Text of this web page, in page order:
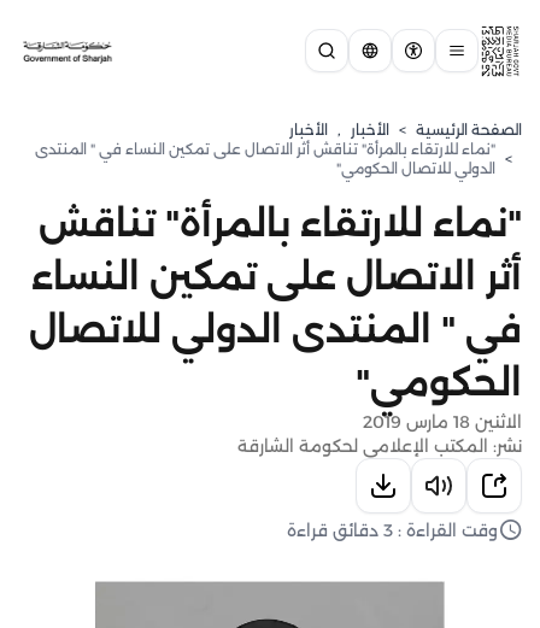
الصفحة الرئيسية > الأخبار , الأخبار
>
"نماء للارتقاء بالمرأة" تناقش أثر الاتصال على تمكين النساء في " المنتدى
الدولي للاتصال الحكومي"
"نماء للارتقاء بالمرأة" تناقش
أثر الاتصال على تمكين النساء
في " المنتدى الدولي للاتصال
الحكومي"
الاثنين 18 مارس 2019
نشر: المكتب الإعلامي لحكومة الشارقة
وقت القراءة : 3 دقائق قراءة